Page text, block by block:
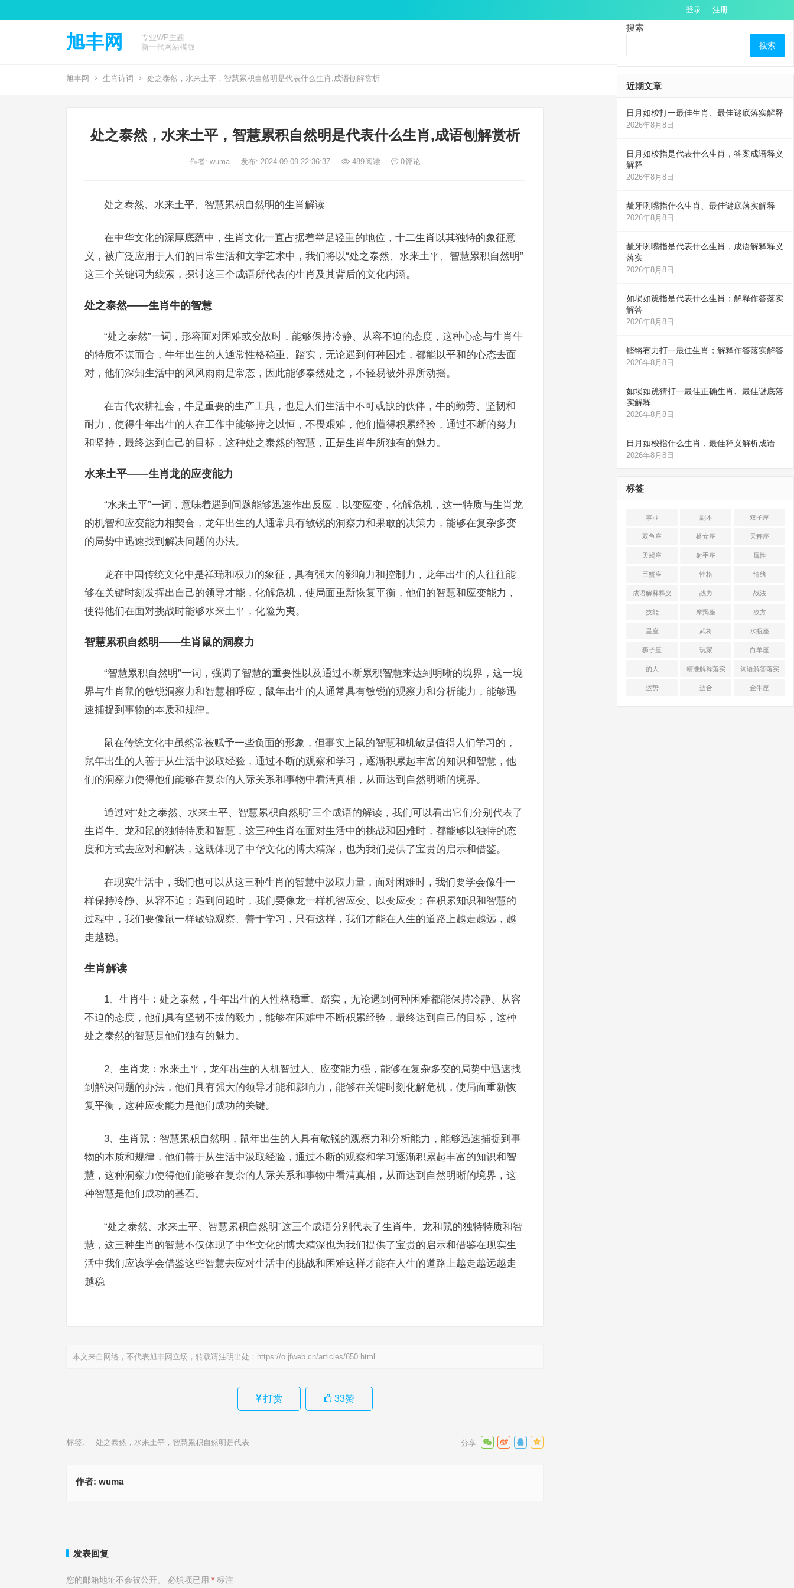
登录 注册
旭丰网
专业WP主题
新一代网站模版
旭丰网 生肖诗词 处之泰然，水来土平，智慧累积自然明是代表什么生肖,成语刨解赏析
处之泰然，水来土平，智慧累积自然明是代表什么生肖,成语刨解赏析
作者: wuma 发布: 2024-09-09 22:36:37 489阅读 0评论
处之泰然、水来土平、智慧累积自然明的生肖解读
在中华文化的深厚底蕴中，生肖文化一直占据着举足轻重的地位，十二生肖以其独特的象征意
义，被广泛应用于人们的日常生活和文学艺术中，我们将以“处之泰然、水来土平、智慧累积自然明”
这三个关键词为线索，探讨这三个成语所代表的生肖及其背后的文化内涵。
处之泰然——生肖牛的智慧
“处之泰然”一词，形容面对困难或变故时，能够保持冷静、从容不迫的态度，这种心态与生肖牛
的特质不谋而合，牛年出生的人通常性格稳重、踏实，无论遇到何种困难，都能以平和的心态去面
对，他们深知生活中的风风雨雨是常态，因此能够泰然处之，不轻易被外界所动摇。
在古代农耕社会，牛是重要的生产工具，也是人们生活中不可或缺的伙伴，牛的勤劳、坚韧和
耐力，使得牛年出生的人在工作中能够持之以恒，不畏艰难，他们懂得积累经验，通过不断的努力
和坚持，最终达到自己的目标，这种处之泰然的智慧，正是生肖牛所独有的魅力。
水来土平——生肖龙的应变能力
“水来土平”一词，意味着遇到问题能够迅速作出反应，以变应变，化解危机，这一特质与生肖龙
的机智和应变能力相契合，龙年出生的人通常具有敏锐的洞察力和果敢的决策力，能够在复杂多变
的局势中迅速找到解决问题的办法。
龙在中国传统文化中是祥瑞和权力的象征，具有强大的影响力和控制力，龙年出生的人往往能
够在关键时刻发挥出自己的领导才能，化解危机，使局面重新恢复平衡，他们的智慧和应变能力，
使得他们在面对挑战时能够水来土平，化险为夷。
智慧累积自然明——生肖鼠的洞察力
“智慧累积自然明”一词，强调了智慧的重要性以及通过不断累积智慧来达到明晰的境界，这一境
界与生肖鼠的敏锐洞察力和智慧相呼应，鼠年出生的人通常具有敏锐的观察力和分析能力，能够迅
速捕捉到事物的本质和规律。
鼠在传统文化中虽然常被赋予一些负面的形象，但事实上鼠的智慧和机敏是值得人们学习的，
鼠年出生的人善于从生活中汲取经验，通过不断的观察和学习，逐渐积累起丰富的知识和智慧，他
们的洞察力使得他们能够在复杂的人际关系和事物中看清真相，从而达到自然明晰的境界。
通过对“处之泰然、水来土平、智慧累积自然明”三个成语的解读，我们可以看出它们分别代表了
生肖牛、龙和鼠的独特特质和智慧，这三种生肖在面对生活中的挑战和困难时，都能够以独特的态
度和方式去应对和解决，这既体现了中华文化的博大精深，也为我们提供了宝贵的启示和借鉴。
在现实生活中，我们也可以从这三种生肖的智慧中汲取力量，面对困难时，我们要学会像牛一
样保持冷静、从容不迫；遇到问题时，我们要像龙一样机智应变、以变应变；在积累知识和智慧的
过程中，我们要像鼠一样敏锐观察、善于学习，只有这样，我们才能在人生的道路上越走越远，越
走越稳。
生肖解读
1、生肖牛：处之泰然，牛年出生的人性格稳重、踏实，无论遇到何种困难都能保持冷静、从容
不迫的态度，他们具有坚韧不拔的毅力，能够在困难中不断积累经验，最终达到自己的目标，这种
处之泰然的智慧是他们独有的魅力。
2、生肖龙：水来土平，龙年出生的人机智过人、应变能力强，能够在复杂多变的局势中迅速找
到解决问题的办法，他们具有强大的领导才能和影响力，能够在关键时刻化解危机，使局面重新恢
复平衡，这种应变能力是他们成功的关键。
3、生肖鼠：智慧累积自然明，鼠年出生的人具有敏锐的观察力和分析能力，能够迅速捕捉到事
物的本质和规律，他们善于从生活中汲取经验，通过不断的观察和学习逐渐积累起丰富的知识和智
慧，这种洞察力使得他们能够在复杂的人际关系和事物中看清真相，从而达到自然明晰的境界，这
种智慧是他们成功的基石。
“处之泰然、水来土平、智慧累积自然明”这三个成语分别代表了生肖牛、龙和鼠的独特特质和智
慧，这三种生肖的智慧不仅体现了中华文化的博大精深也为我们提供了宝贵的启示和借鉴在现实生
活中我们应该学会借鉴这些智慧去应对生活中的挑战和困难这样才能在人生的道路上越走越远越走
越稳
本文来自网络，不代表旭丰网立场，转载请注明出处： https://o.jfweb.cn/articles/650.html
打赏 33赞
标签: 处之泰然，水来土平，智慧累积自然明是代表
作者: wuma
发表回复
您的邮箱地址不会被公开。 必填项已用 * 标注
搜索
搜索
近期文章
日月如梭打一最佳生肖、最佳谜底落实解释
2026年8月8日
日月如梭指是代表什么生肖，答案成语释义
解释
2026年8月8日
龇牙咧嘴指什么生肖、最佳谜底落实解释
2026年8月8日
龇牙咧嘴指是代表什么生肖，成语解释释义
落实
2026年8月8日
如埙如箎指是代表什么生肖；解释作答落实
解答
2026年8月8日
铿锵有力打一最佳生肖；解释作答落实解答
2026年8月8日
如埙如箎猜打一最佳正确生肖、最佳谜底落
实解释
2026年8月8日
日月如梭指什么生肖，最佳释义解析成语
2026年8月8日
标签
事业 副本 双子座
双鱼座 处女座 天秤座
天蝎座 射手座 属性
巨蟹座 性格 情绪
成语解释释义 战力 战法
技能 摩羯座 敌方
星座 武将 水瓶座
狮子座 玩家 白羊座
的人 精准解释落实 词语解答落实
运势 适合 金牛座